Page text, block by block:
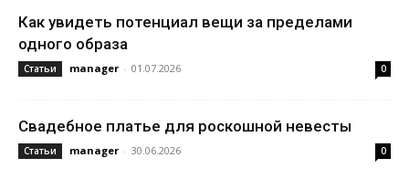
Как увидеть потенциал вещи за пределами
одного образа
Статьи manager - 01.07.2026 0
Свадебное платье для роскошной невесты
Статьи manager - 30.06.2026 0